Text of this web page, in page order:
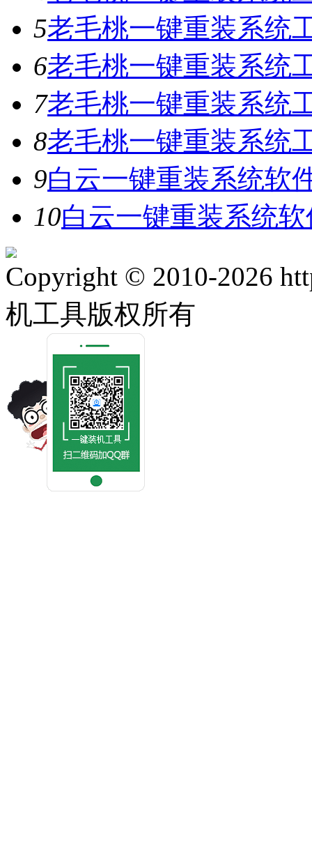
5老毛桃一键重装系统
6老毛桃一键重装系统
7老毛桃一键重装系统
8老毛桃一键重装系统
9白云一键重装系统软
10白云一键重装系统
Copyright © 2010-2026
机工具版权所有